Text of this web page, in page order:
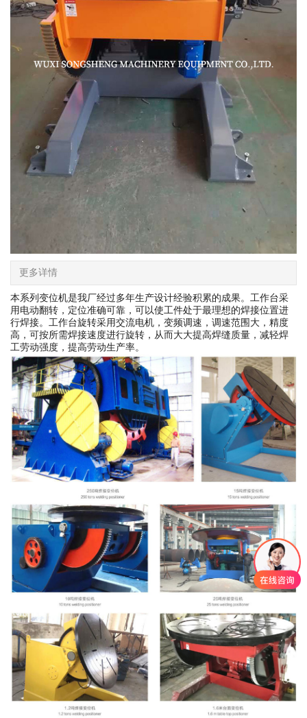
更多详情
本系列变位机是我厂经过多年生产设计经验积累的成果。工作台采
用电动翻转，定位准确可靠，可以使工件处于最理想的焊接位置进
行焊接。工作台旋转采用交流电机，变频调速，调速范围大，精度
高，可按所需焊接速度进行旋转，从而大大提高焊缝质量，减轻焊
工劳动强度，提高劳动生产率。